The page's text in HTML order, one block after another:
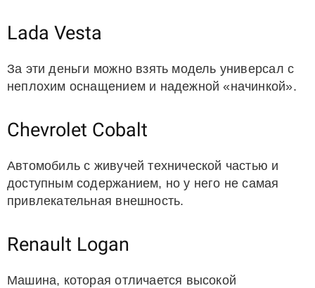
Lada Vesta
За эти деньги можно взять модель универсал с
неплохим оснащением и надежной «начинкой».
Chevrolet Cobalt
Автомобиль с живучей технической частью и
доступным содержанием, но у него не самая
привлекательная внешность.
Renault Logan
Машина, которая отличается высокой